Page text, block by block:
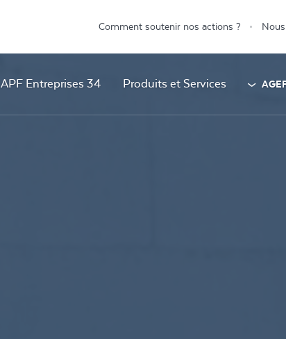
Comment soutenir nos actions ?
APF Entreprises 34 Produits et Services